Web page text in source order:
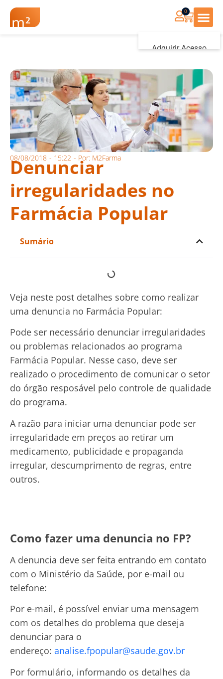
Adquirir Acesso
0
08/08/2018 - 15:22 - Por: M2Farma
Denunciar
irregularidades no
Farmácia Popular
Sumário
Veja neste post detalhes sobre como realizar
uma denuncia no Farmácia Popular:
Pode ser necessário denunciar irregularidades
ou problemas relacionados ao programa
Farmácia Popular. Nesse caso, deve ser
realizado o procedimento de comunicar o setor
do órgão resposável pelo controle de qualidade
do programa.
A razão para iniciar uma denunciar pode ser
irregularidade em preços ao retirar um
medicamento, publicidade e propaganda
irregular, descumprimento de regras, entre
outros.
Como fazer uma denuncia no FP?
A denuncia deve ser feita entrando em contato
com o Ministério da Saúde, por e-mail ou
telefone:
Por e-mail, é possível enviar uma mensagem
com os detalhes do problema que deseja
denunciar para o
endereço: analise.fpopular@saude.gov.br
Por formulário, informando os detalhes da